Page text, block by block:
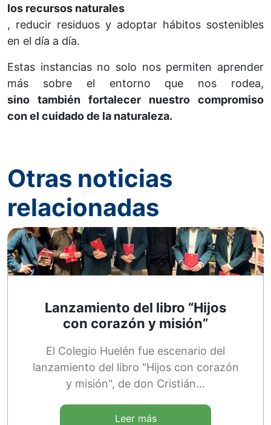
los recursos naturales
, reducir residuos y adoptar hábitos sostenibles
en el día a día.
Estas instancias no solo nos permiten aprender
más sobre el entorno que nos rodea,
sino también fortalecer nuestro compromiso
con el cuidado de la naturaleza.
Otras noticias
relacionadas
Lanzamiento del libro “Hijos
con corazón y misión”
El Colegio Huelén fue escenario del
lanzamiento del libro "Hijos con corazón
y misión", de don Cristián…
Leer más